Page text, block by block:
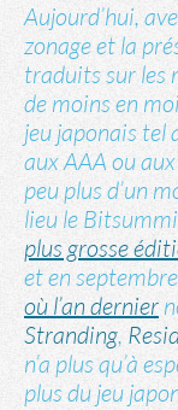
Aujourd’hui,
zonage et la
traduits sur les
de moins en
jeu japonais tel
aux AAA ou
peu plus d’un
lieu le
plus grosse
et en
où l’an dernier
Stranding,
n’a plus qu’à
plus du jeu